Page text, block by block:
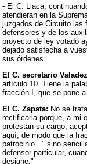
- El C. Llaca,
atendieran en la
juzgados de Circuito las
defensores y de los
proyecto de ley votado
dejado satisfecha a
sus órdenes.
El C. secretario
artículo 10. Tiene la
fracción I, que se pone a
El C. Zapata: No se
rectificarla porque, a mi
protestan su cargo,
aquí; de modo que la
patrocinio..." sino
defensor particular,
designe."